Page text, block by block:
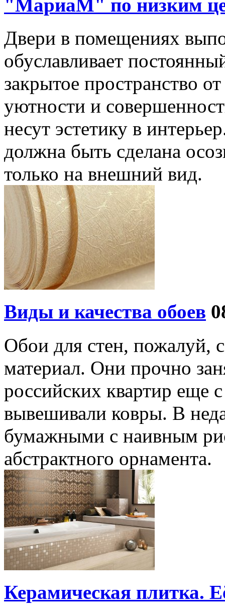
"МариаМ" по низким
Двери в помещениях
обуславливает
закрытое пространство
уютности и
несут эстетику в
должна быть сделана
только на внешний вид.
Виды и качества обоев
Обои для стен, пожалуй,
материал. Они прочно
российских квартир еще
вывешивали ковры. В
бумажными с наивным
абстрактного орнамента.
Керамическая плитка.